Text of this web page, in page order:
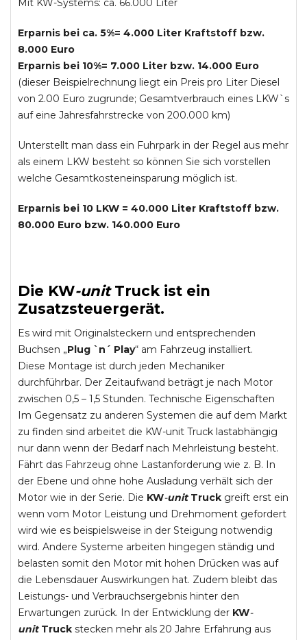
Mit KW-Systems: ca. 66.000 Liter
Erparnis bei ca. 5%= 4.000 Liter Kraftstoff bzw.
8.000 Euro
Erparnis bei 10%= 7.000 Liter bzw. 14.000 Euro
(dieser Beispielrechnung liegt ein Preis pro Liter Diesel
von 2.00 Euro zugrunde; Gesamtverbrauch eines LKW`s
auf eine Jahresfahrstrecke von 200.000 km)
Unterstellt man dass ein Fuhrpark in der Regel aus mehr
als einem LKW besteht so können Sie sich vorstellen
welche Gesamtkosteneinsparung möglich ist.
Erparnis bei 10 LKW = 40.000 Liter Kraftstoff bzw.
80.000 Euro bzw. 140.000 Euro
Die KW-unit Truckist ein
Zusatzsteuergerät.
Es wird mit Originalsteckern und entsprechenden
Buchsen „Plug `n´ Play“ am Fahrzeug installiert.
Diese Montage ist durch jeden Mechaniker
durchführbar. Der Zeitaufwand beträgt je nach Motor
zwischen 0,5 – 1,5 Stunden. Technische Eigenschaften
Im Gegensatz zu anderen Systemen die auf dem Markt
zu finden sind arbeitet die KW-unit Truck lastabhängig
nur dann wenn der Bedarf nach Mehrleistung besteht.
Fährt das Fahrzeug ohne Lastanforderung wie z. B. In
der Ebene und ohne hohe Ausladung verhält sich der
Motor wie in der Serie. Die KW-unit Truck greift erst ein
wenn vom Motor Leistung und Drehmoment gefordert
wird wie es beispielsweise in der Steigung notwendig
wird. Andere Systeme arbeiten hingegen ständig und
belasten somit den Motor mit hohen Drücken was auf
die Lebensdauer Auswirkungen hat. Zudem bleibt das
Leistungs- und Verbrauchsergebnis hinter den
Erwartungen zurück. In der Entwicklung der KW-
unit Truck stecken mehr als 20 Jahre Erfahrung aus